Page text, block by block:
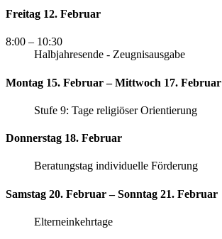
Freitag 12. Februar
8:00 – 10:30
Halbjahresende - Zeugnisausgabe
Montag 15. Februar – Mittwoch 17. Februar
Stufe 9: Tage religiöser Orientierung
Donnerstag 18. Februar
Beratungstag individuelle Förderung
Samstag 20. Februar – Sonntag 21. Februar
Elterneinkehrtage